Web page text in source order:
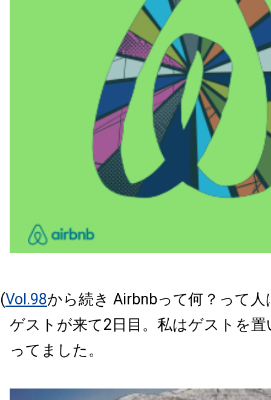
(Vol.98から続き Airbnbって何？って
ゲストが来て2日目。私はゲストを
ってました。